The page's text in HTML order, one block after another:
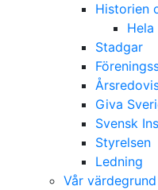
Historien
Stadgar
Giva
Svensk
Styrelsen
Ledning
Vår värdegrund